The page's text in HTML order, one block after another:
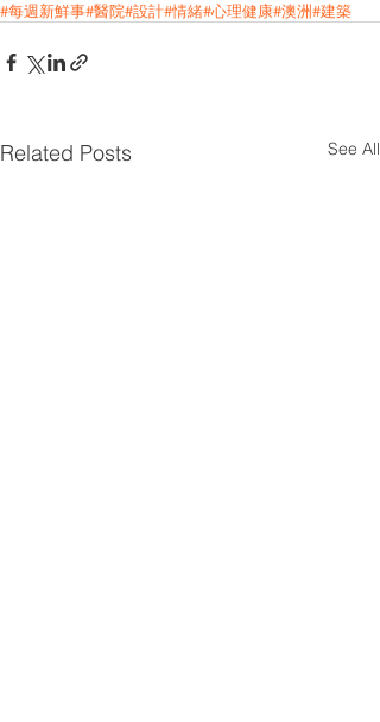
#每週新鮮事#醫院#設計#情緒#心理健康#澳洲#建築
Related Posts See All